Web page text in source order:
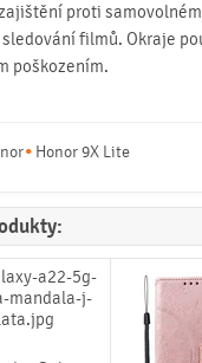
proti
filmů. Okraje
poškozením.
Honor 9X Lite